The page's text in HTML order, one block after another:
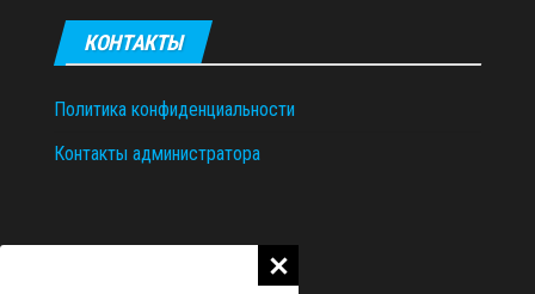
КОНТАКТЫ
Политика конфиденциальности
Контакты администратора